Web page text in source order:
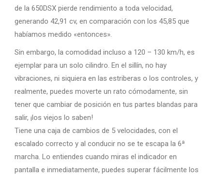
de la 650DSX pierde rendimiento a toda velocidad,
generando 42,91 cv, en comparación con los 45,85 que
habíamos medido «entonces».
Sin embargo, la comodidad incluso a 120 – 130 km/h, es
ejemplar para un solo cilindro. En el sillín, no hay
vibraciones, ni siquiera en las estriberas o los controles, y
realmente, puedes moverte un rato cómodamente, sin
tener que cambiar de posición en tus partes blandas para
salir, ¡los viejos lo saben!
Tiene una caja de cambios de 5 velocidades, con el
escalado correcto y al conducir no se te escapa la 6ª
marcha. Lo entiendes cuando miras el indicador en
pantalla e inmediatamente, puedes superar fácilmente los